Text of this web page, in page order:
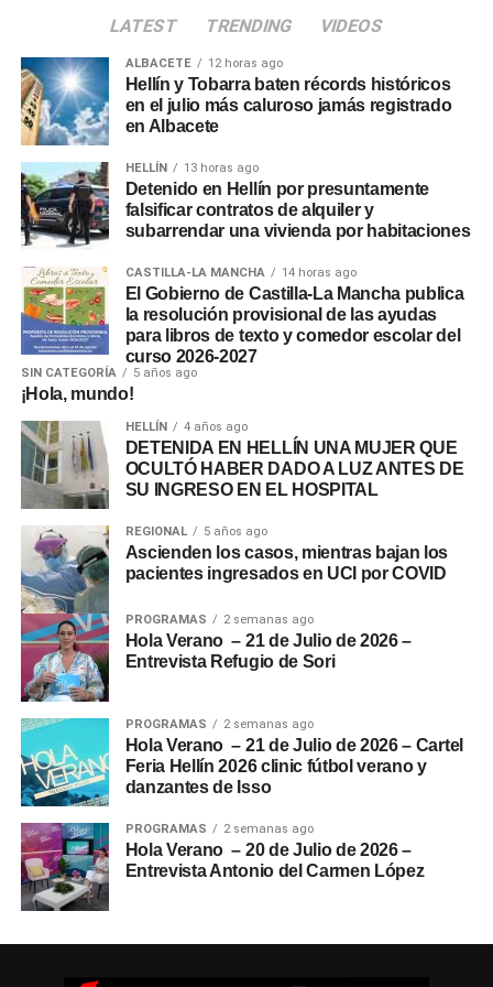
LATEST TRENDING VIDEOS
ALBACETE 12 horas ago
Hellín y Tobarra baten récords históricos
en el julio más caluroso jamás registrado
en Albacete
HELLÍN 13 horas ago
Detenido en Hellín por presuntamente
falsificar contratos de alquiler y
subarrendar una vivienda por habitaciones
CASTILLA-LA MANCHA 14 horas ago
El Gobierno de Castilla-La Mancha publica
la resolución provisional de las ayudas
para libros de texto y comedor escolar del
curso 2026-2027
SIN CATEGORÍA 5 años ago
¡Hola, mundo!
HELLÍN 4 años ago
DETENIDA EN HELLÍN UNA MUJER QUE
OCULTÓ HABER DADO A LUZ ANTES DE
SU INGRESO EN EL HOSPITAL
REGIONAL 5 años ago
Ascienden los casos, mientras bajan los
pacientes ingresados en UCI por COVID
PROGRAMAS 2 semanas ago
Hola Verano – 21 de Julio de 2026 –
Entrevista Refugio de Sori
PROGRAMAS 2 semanas ago
Hola Verano – 21 de Julio de 2026 – Cartel
Feria Hellín 2026 clinic fútbol verano y
danzantes de Isso
PROGRAMAS 2 semanas ago
Hola Verano – 20 de Julio de 2026 –
Entrevista Antonio del Carmen López